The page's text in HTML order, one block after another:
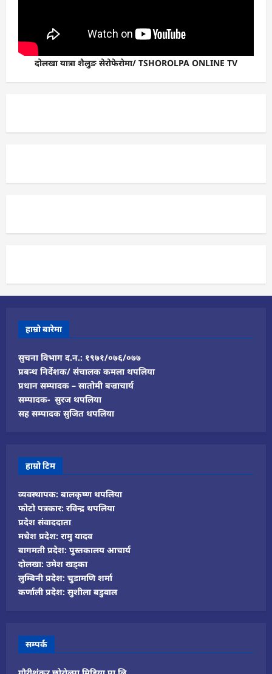
दोलखा यात्रा शैलुङ सेरोफेरोमा/ TSHOROLPA ONLINE TV
हाम्रो बारेमा
सुचना विभाग द.न.: १९७१/०७६/०७७
प्रबन्ध निर्देशक/ संचालक कमला थपलिया
प्रधान सम्पादक – सातोमी बज्राचार्य
सम्पादक- सुरज थपलिया
सह सम्पादक सुजित थपलिया
हाम्रो टिम
व्यवस्थापक: बालकृष्ण थपलिया
फोटो पत्रकार: रविन्द्र थपलिया
प्रदेश संवाददाता
मधेश प्रदेश: रामु यादव
बागमती प्रदेश: पुस्तकालय आचार्य
दोलखा: उमेश खड्का
लुम्बिनी प्रदेश: चुडामणि शर्मा
कर्णाली प्रदेश: सुशीला बडुवाल
सम्पर्क